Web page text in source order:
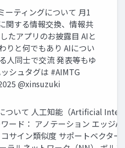
ーティングについて 月1
関する情報交換、情報共
たアプリのお披露目 AIと
りと何でもあり AIについ
人同士で交流 発表等もゆ
シュタグは #AIMTG
@xinsuzuki
ついて 人工知能（Artificial
ード： アノテーション エッジ
サイン類似度 サポートベクター